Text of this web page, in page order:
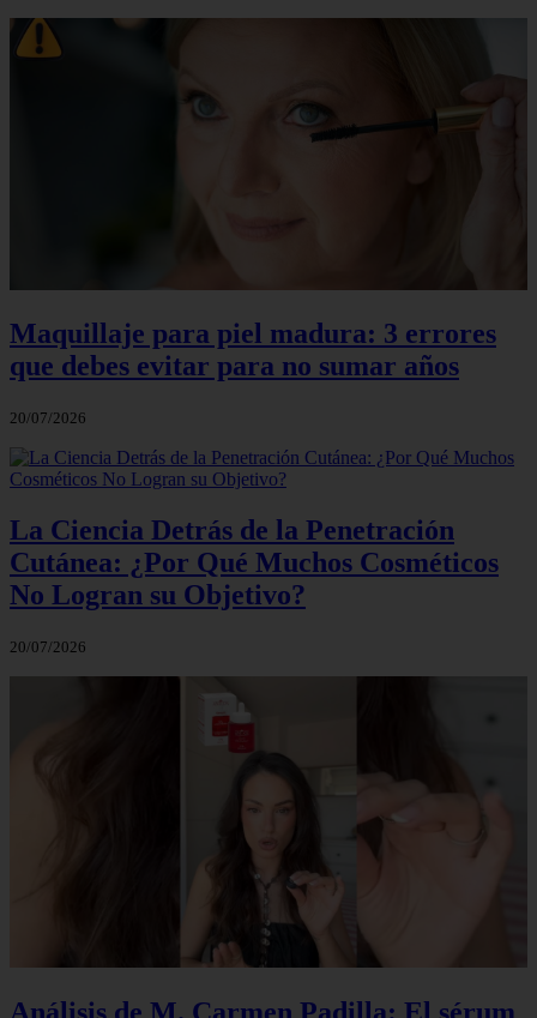
Maquillaje para piel madura: 3 errores
que debes evitar para no sumar años
20/07/2026
La Ciencia Detrás de la Penetración
Cutánea: ¿Por Qué Muchos Cosméticos
No Logran su Objetivo?
20/07/2026